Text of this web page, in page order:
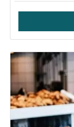
Verkauf von